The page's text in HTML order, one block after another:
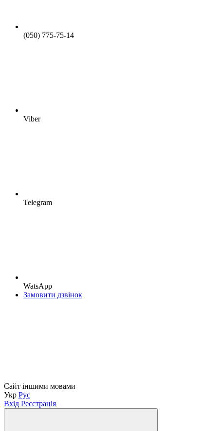
(050) 775-75-14
Viber
Telegram
WatsApp
Замовити дзвінок
Сайт іншими мовами
Укр Рус
Вхід Реєстрація